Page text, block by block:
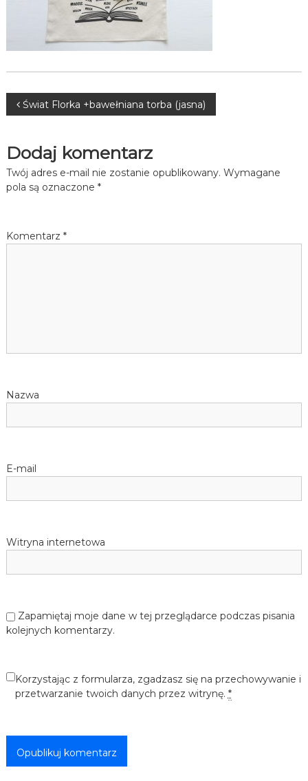
Nawigacja
Świat Florka +bawełniana torba (jasna)
Dodaj komentarz
Twój adres e-mail nie zostanie opublikowany. Wymagane
pola są oznaczone *
Komentarz *
Nazwa
E-mail
Witryna internetowa
Zapamiętaj moje dane w tej przeglądarce podczas pisania
kolejnych komentarzy.
Korzystając z formularza, zgadzasz się na przechowywanie i
przetwarzanie twoich danych przez witrynę. *